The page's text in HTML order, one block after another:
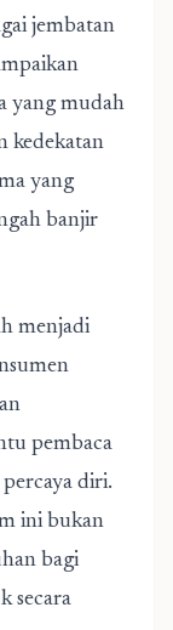
jembatan
yang mudah
kedekatan
yang
banjir
menjadi
pembaca
diri.
ini bukan
bagi
secara